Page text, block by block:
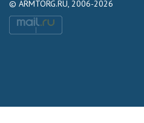
© ARMTORG.RU, 2006-2026